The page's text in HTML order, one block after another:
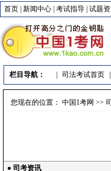
首页 新闻中心 考试指导 试题
栏目导航： 司法考试首页
您现在的位置： 中国1考网 >>
● 司考资讯